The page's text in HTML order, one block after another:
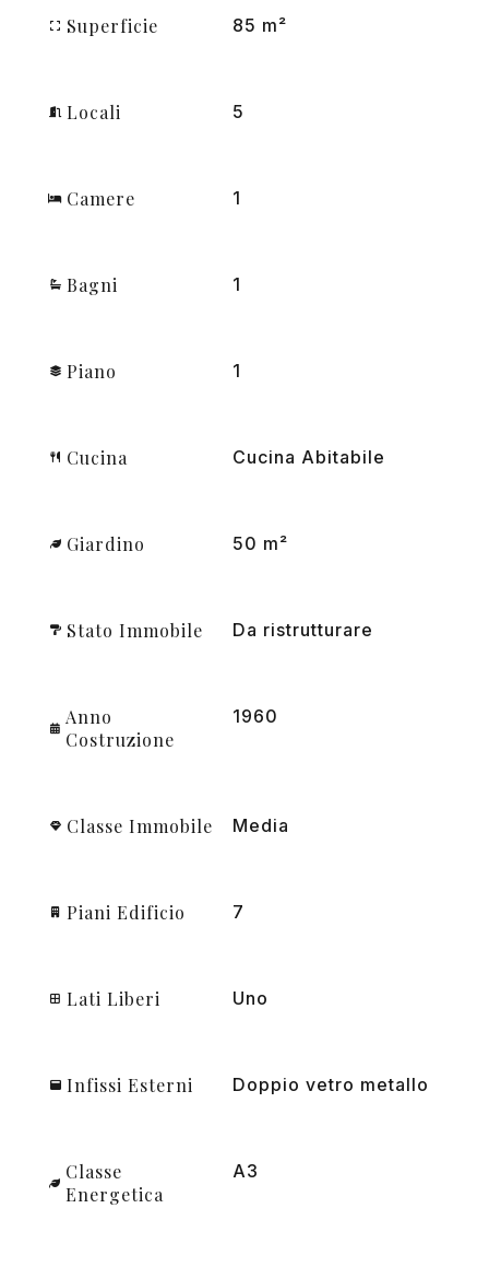
Superficie 85 m²
Locali 5
Camere 1
Bagni 1
Piano 1
Cucina Cucina Abitabile
Giardino 50 m²
Stato Immobile Da ristrutturare
Anno
Costruzione
1960
Classe Immobile Media
Piani Edificio 7
Lati Liberi Uno
Infissi Esterni Doppio vetro metallo
Classe
Energetica
A3